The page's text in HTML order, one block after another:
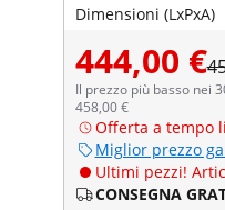
Dimensioni (LxPxA)
444,00 €
Il prezzo più basso nei
458,00 €
Offerta a tempo
Miglior prezzo
Ultimi pezzi!
CONSEGNA